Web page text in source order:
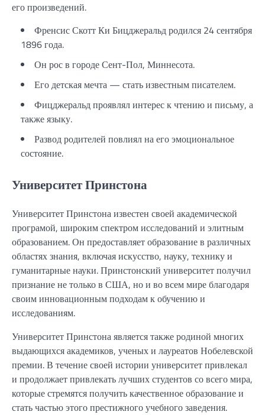
его произведений.
Френсис Скотт Ки Бицджеральд родился 24 сентября
1896 года.
Он рос в городе Сент-Пол, Миннесота.
Его детская мечта — стать известным писателем.
Фицджеральд проявлял интерес к чтению и письму, а
также языку.
Развод родителей повлиял на его эмоциональное
состояние.
Университет Принстона
Университет Принстона известен своей академической
програмой, широким спектром исследований и элитным
образованием. Он предоставляет образование в различных
областях знания, включая искусство, науку, технику и
гуманитарные науки. Принстонский университет получил
признание не только в США, но и во всем мире благодаря
своим инновационным подходам к обучению и
исследованиям.
Университет Принстона является также родиной многих
выдающихся академиков, ученых и лауреатов Нобелевской
премии. В течение своей истории университет привлекал
и продолжает привлекать лучших студентов со всего мира,
которые стремятся получить качественное образование и
стать частью этого престижного учебного заведения.